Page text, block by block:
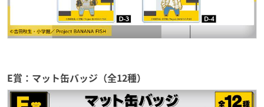
E賞：マット缶バッジ（全12種）